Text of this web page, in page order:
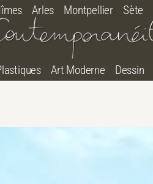
Arles Montpellier Sète
Art Moderne Dessin